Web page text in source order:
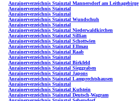
Anrainerverzeichnis Stainztal Mannersdorf am Leithagebirge
Anrainerverzeichnis Stainztal
Anrainerverzeichnis Stainztal
Anrainerverzeichnis Stainztal Wundschuh
Anrainerverzeichnis Stainztal
Anrainerverzeichnis Stainztal Niederwaldkirchen
Anrainerverzeichnis Stainztal Sillian
Anrainerverzeichnis Stainztal Schottwien
Anrainerverzeichnis Stainztal Ellmau
Anrainerverzeichnis Stainztal Raab
Anrainerverzeichnis Stainztal
Anrainerverzeichnis Stainztal Birkfeld
Anrainerverzeichnis Stainztal Sieggraben
Anrainerverzeichnis Stainztal Japons
Anrainerverzeichnis Stainztal Lamprechtshausen
Anrainerverzeichnis Stainztal
Anrainerverzeichnis Stainztal Kufstein
Anrainerverzeichnis Stainztal Deutsch-Wagram